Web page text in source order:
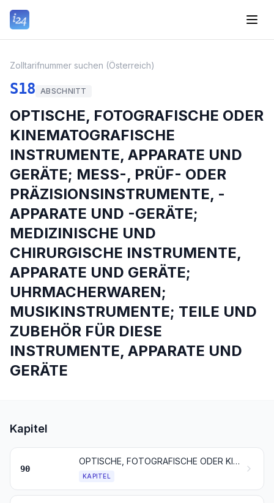
Zolltarifnummer suchen (Österreich)
S18 ABSCHNITT
OPTISCHE, FOTOGRAFISCHE ODER
KINEMATOGRAFISCHE
INSTRUMENTE, APPARATE UND
GERÄTE; MESS-, PRÜF- ODER
PRÄZISIONSINSTRUMENTE, -
APPARATE UND -GERÄTE;
MEDIZINISCHE UND
CHIRURGISCHE INSTRUMENTE,
APPARATE UND GERÄTE;
UHRMACHERWAREN;
MUSIKINSTRUMENTE; TEILE UND
ZUBEHÖR FÜR DIESE
INSTRUMENTE, APPARATE UND
GERÄTE
Kapitel
90
OPTISCHE, FOTOGRAFISCHE ODER KINEMATOGRAFISCHE INSTRUMENTE, APPARATE UND GERÄTE; MESS-, PRÜF- ODER PRÄZISIONSINSTRUMENTE, -APPARATE UND -GERÄTE; MEDIZINISCHE UND CHIRURGISCHE INSTRUMENTE, APPARATE UND GERÄTE; TEILE UND ZUBEHÖR FÜR DIESE INSTRUMENTE, APPARATE UND GERÄTE
KAPITEL